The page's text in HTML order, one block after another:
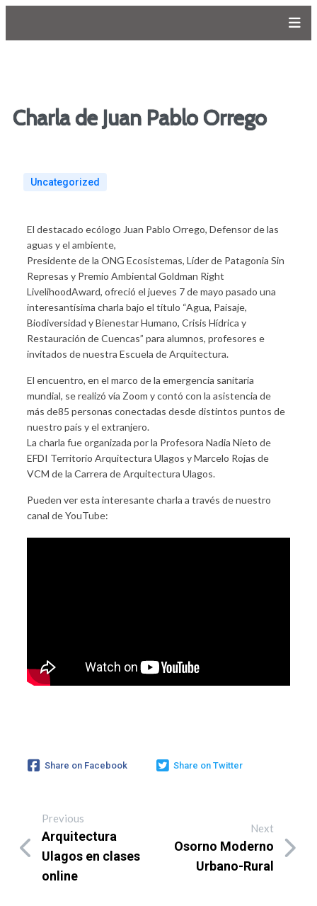
Charla de Juan Pablo Orrego
Uncategorized
El destacado ecólogo Juan Pablo Orrego, Defensor de las
aguas y el ambiente,
Presidente de la ONG Ecosistemas, Líder de Patagonia Sin
Represas y Premio Ambiental Goldman Right
LivelihoodAward, ofreció el jueves 7 de mayo pasado una
interesantísima charla bajo el título “Agua, Paisaje,
Biodiversidad y Bienestar Humano, Crisis Hídrica y
Restauración de Cuencas” para alumnos, profesores e
invitados de nuestra Escuela de Arquitectura.
El encuentro, en el marco de la emergencia sanitaria
mundial, se realizó vía Zoom y contó con la asistencia de
más de85 personas conectadas desde distintos puntos de
nuestro país y el extranjero.
La charla fue organizada por la Profesora Nadia Nieto de
EFDI Territorio Arquitectura Ulagos y Marcelo Rojas de
VCM de la Carrera de Arquitectura Ulagos.
Pueden ver esta interesante charla a través de nuestro
canal de YouTube:
Share on Facebook Share on Twitter
Previous
Arquitectura
Ulagos en clases
online
Next
Osorno Moderno
Urbano-Rural